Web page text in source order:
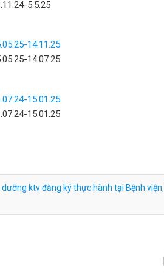
5.5.25
14.11.25
14.07.25
15.01.25
15.01.25
dưỡng ktv đăng ký thực hành tại Bệnh viện,